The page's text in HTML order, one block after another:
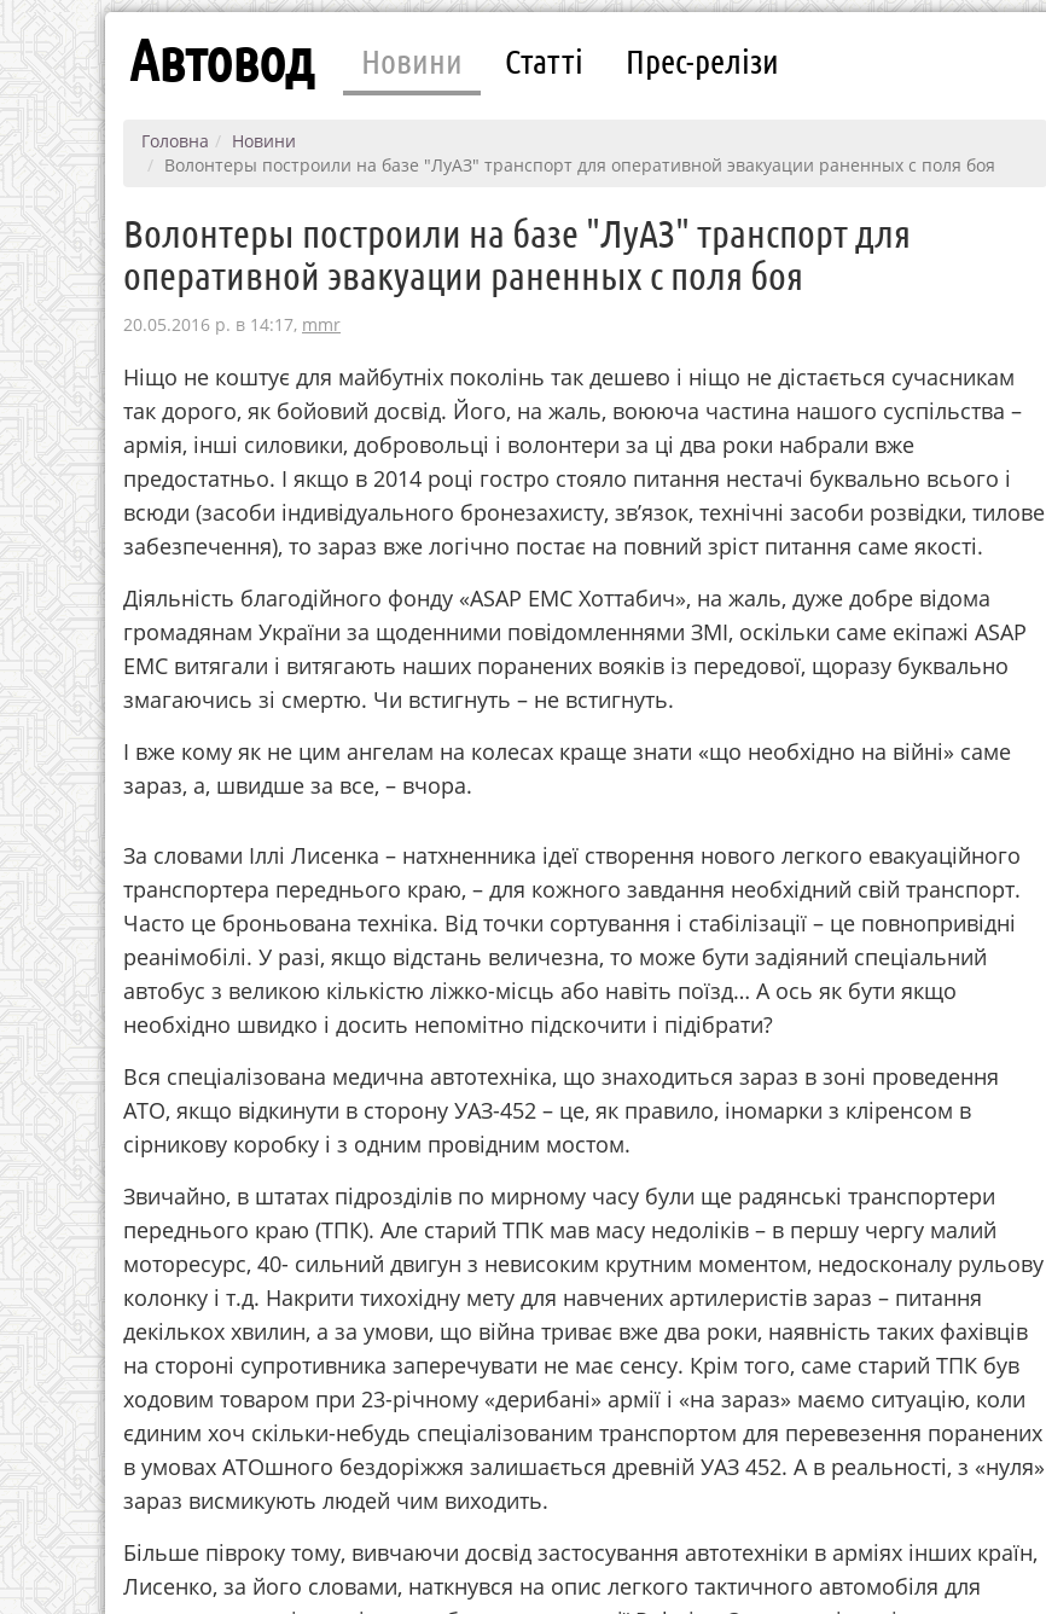
Автовод Новини Статті Прес-релізи
Головна
Новини
Волонтеры построили на базе "ЛуАЗ" транспорт для оперативной эвакуации раненных с поля боя
Волонтеры построили на базе "ЛуАЗ" транспорт для
оперативной эвакуации раненных с поля боя
20.05.2016 р. в 14:17, mmr
Ніщо не коштує для майбутніх поколінь так дешево і ніщо не дістається сучасникам
так дорого, як бойовий досвід. Його, на жаль, воююча частина нашого суспільства –
армія, інші силовики, добровольці і волонтери за ці два роки набрали вже
предостатньо. І якщо в 2014 році гостро стояло питання нестачі буквально всього і
всюди (засоби індивідуального бронезахисту, зв’язок, технічні засоби розвідки, тилове
забезпечення), то зараз вже логічно постає на повний зріст питання саме якості.
Діяльність благодійного фонду «ASAP EMC Хоттабич», на жаль, дуже добре відома
громадянам України за щоденними повідомленнями ЗМІ, оскільки саме екіпажі ASAP
EMC витягали і витягають наших поранених вояків із передової, щоразу буквально
змагаючись зі смертю. Чи встигнуть – не встигнуть.
І вже кому як не цим ангелам на колесах краще знати «що необхідно на війні» саме
зараз, а, швидше за все, – вчора.
За словами Іллі Лисенка – натхненника ідеї створення нового легкого евакуаційного
транспортера переднього краю, – для кожного завдання необхідний свій транспорт.
Часто це броньована техніка. Від точки сортування і стабілізації – це повнопривідні
реанімобілі. У разі, якщо відстань величезна, то може бути задіяний спеціальний
автобус з великою кількістю ліжко-місць або навіть поїзд… А ось як бути якщо
необхідно швидко і досить непомітно підскочити і підібрати?
Вся спеціалізована медична автотехніка, що знаходиться зараз в зоні проведення
АТО, якщо відкинути в сторону УАЗ-452 – це, як правило, іномарки з кліренсом в
сірникову коробку і з одним провідним мостом.
Звичайно, в штатах підрозділів по мирному часу були ще радянські транспортери
переднього краю (ТПК). Але старий ТПК мав масу недоліків – в першу чергу малий
моторесурс, 40- сильний двигун з невисоким крутним моментом, недосконалу рульову
колонку і т.д. Накрити тихохідну мету для навчених артилеристів зараз – питання
декількох хвилин, а за умови, що війна триває вже два роки, наявність таких фахівців
на стороні супротивника заперечувати не має сенсу. Крім того, саме старий ТПК був
ходовим товаром при 23-річному «дерибані» армії і «на зараз» маємо ситуацію, коли
єдиним хоч скільки-небудь спеціалізованим транспортом для перевезення поранених
в умовах АТОшного бездоріжжя залишається древній УАЗ 452. А в реальності, з «нуля»
зараз висмикують людей чим виходить.
Більше півроку тому, вивчаючи досвід застосування автотехніки в арміях інших країн,
Лисенко, за його словами, наткнувся на опис легкого тактичного автомобіля для